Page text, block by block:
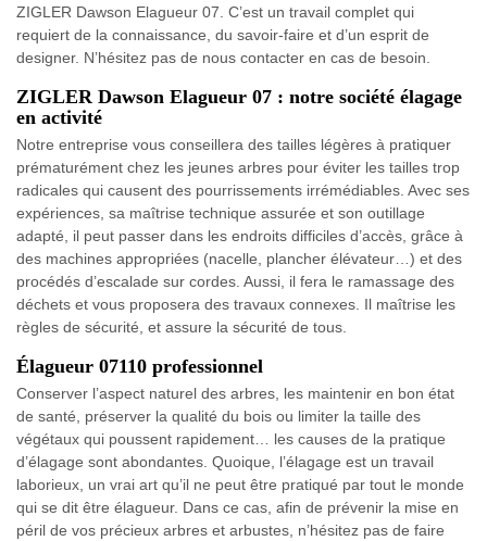
ZIGLER Dawson Elagueur 07. C’est un travail complet qui
requiert de la connaissance, du savoir-faire et d’un esprit de
designer. N’hésitez pas de nous contacter en cas de besoin.
ZIGLER Dawson Elagueur 07 : notre société élagage
en activité
Notre entreprise vous conseillera des tailles légères à pratiquer
prématurément chez les jeunes arbres pour éviter les tailles trop
radicales qui causent des pourrissements irrémédiables. Avec ses
expériences, sa maîtrise technique assurée et son outillage
adapté, il peut passer dans les endroits difficiles d’accès, grâce à
des machines appropriées (nacelle, plancher élévateur…) et des
procédés d’escalade sur cordes. Aussi, il fera le ramassage des
déchets et vous proposera des travaux connexes. Il maîtrise les
règles de sécurité, et assure la sécurité de tous.
Élagueur 07110 professionnel
Conserver l’aspect naturel des arbres, les maintenir en bon état
de santé, préserver la qualité du bois ou limiter la taille des
végétaux qui poussent rapidement… les causes de la pratique
d’élagage sont abondantes. Quoique, l’élagage est un travail
laborieux, un vrai art qu’il ne peut être pratiqué par tout le monde
qui se dit être élagueur. Dans ce cas, afin de prévenir la mise en
péril de vos précieux arbres et arbustes, n’hésitez pas de faire